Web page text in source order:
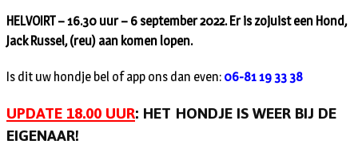
HELVOIRT – 16.30 uur – 6 september 2022. Er is zojuist een Hond,
Jack Russel, (reu) aan komen lopen.
Is dit uw hondje bel of app ons dan even: 06-81 19 33 38
UPDATE 18.00 UUR: HET HONDJE IS WEER BIJ DE
EIGENAAR!